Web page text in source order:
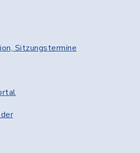
Sitzungstermine